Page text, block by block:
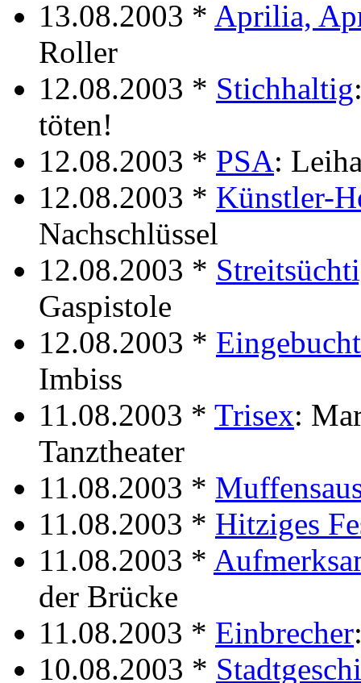
13.08.2003 * Aprilia,
Roller
12.08.2003 * Stichhaltig
töten!
12.08.2003 * PSA:
12.08.2003 * Künstler-
Nachschlüssel
12.08.2003 *
Gaspistole
12.08.2003 *
Imbiss
11.08.2003 * Trisex:
Tanztheater
11.08.2003 *
11.08.2003 * Hitziges
11.08.2003 *
der Brücke
11.08.2003 * Einbrecher
10.08.2003 *